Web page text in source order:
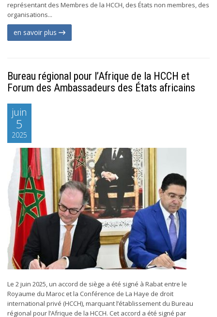
représentant des Membres de la HCCH, des États non membres, des
organisations...
en savoir plus
Bureau régional pour l’Afrique de la HCCH et
Forum des Ambassadeurs des États africains
juin
5
2025
Le 2 juin 2025, un accord de siège a été signé à Rabat entre le
Royaume du Maroc et la Conférence de La Haye de droit
international privé (HCCH), marquant l’établissement du Bureau
régional pour l’Afrique de la HCCH. Cet accord a été signé par